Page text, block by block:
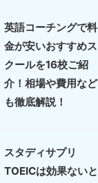
英語コーチングで料
金が安いおすすめス
クールを16校ご紹
介！相場や費用など
も徹底解説！
スタディサプリ
TOEICは効果ないと